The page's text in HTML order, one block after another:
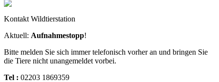
Kontakt Wildtierstation
Aktuell: Aufnahmestopp!
Bitte melden Sie sich immer telefonisch vorher an und bringen Sie
die Tiere nicht unangemeldet vorbei.
Tel : 02203 1869359